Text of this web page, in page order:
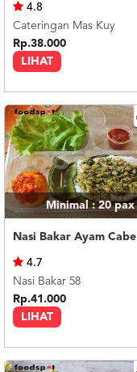
LIHAT
4.8
Cateringan Mas Kuy
Rp.38.000
Minimal : 20pax
LIHAT
4.7
Nasi Bakar 58
Rp.41.000